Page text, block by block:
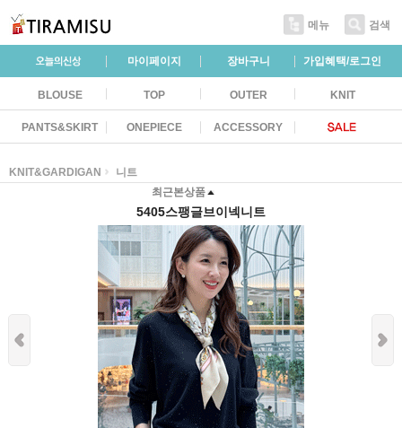
메뉴 검색
마이페이지 장바구니 가입혜택/로그인
BLOUSE TOP OUTER KNIT
PANTS&SKIRT ONEPIECE ACCESSORY
KNIT&GARDIGAN
니트
최근본상품
5405스팽글브이넥니트